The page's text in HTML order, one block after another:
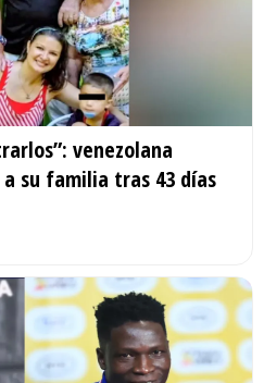
venezolana
su familia tras 43 días